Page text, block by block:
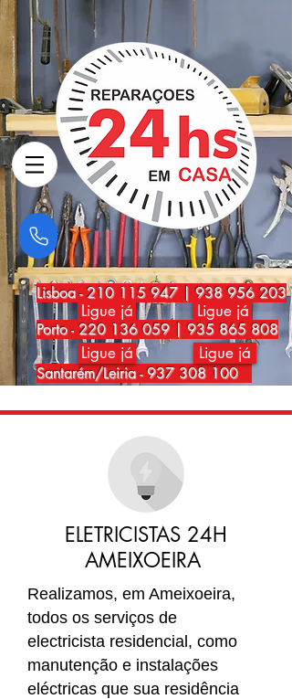
Ligue já Ligue já
Lisboa-210 115 947|938 956 203
Porto- 220 136 059 |935 865 808
Santarém/Leiria -937 308 100
Ligue já Ligue já
ELETRICISTAS 24H
AMEIXOEIRA
Realizamos, em Ameixoeira,
todos os serviços de
electricista residencial, como
manutenção e instalações
eléctricas que sua residência